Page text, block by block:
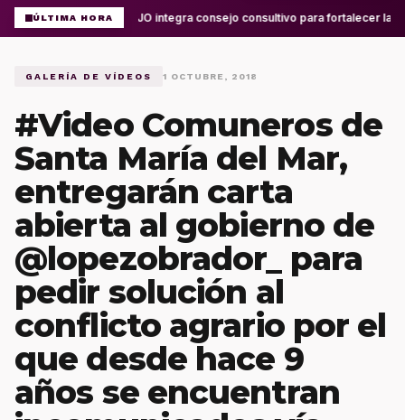
ÚLTIMA HORAUABJO integra consejo consultivo para fortalecer la
GALERÍA DE VÍDEOS 1 OCTUBRE, 2018
#Video Comuneros de
Santa María del Mar,
entregarán carta
abierta al gobierno de
@lopezobrador_ para
pedir solución al
conflicto agrario por el
que desde hace 9
años se encuentran